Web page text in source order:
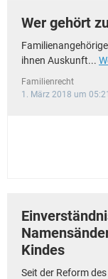
Wer gehört
ihnen Auskunft...
Familienrecht
1. März 2018 um 05:21
Kindes
Seit der Reform